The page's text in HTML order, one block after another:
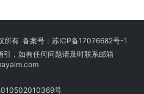
有 备案号： 苏ICP备17076682号-1
，如有任何问题请及时联系邮箱
号